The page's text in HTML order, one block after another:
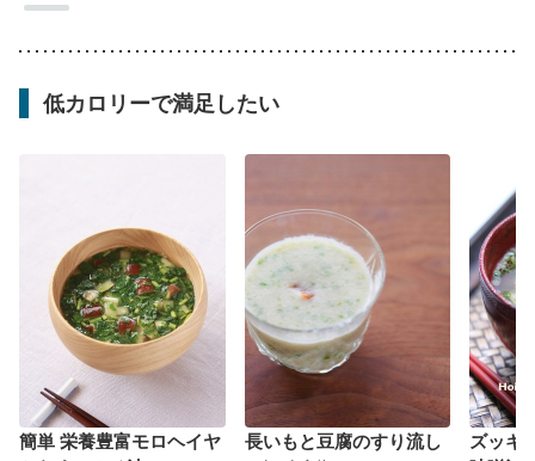
低カロリーで満足したい
簡単 栄養豊富モロヘイヤ
長いもと豆腐のすり流し
ズッキ